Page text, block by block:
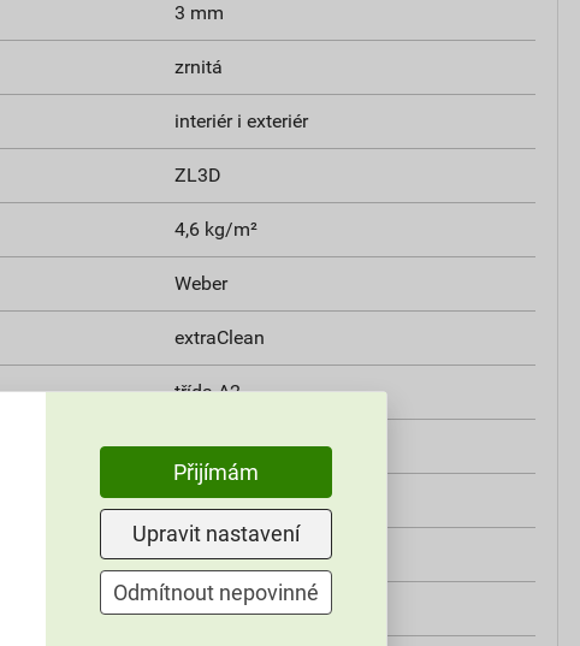
3 mm
zrnitá
interiér i exteriér
ZL3D
4,6 kg/m²
Weber
extraClean
třída A2
0,8 W/mK
od +5°C do +25°C
25 kg
omítky
Přijímám
Upravit nastavení
Odmítnout nepovinné